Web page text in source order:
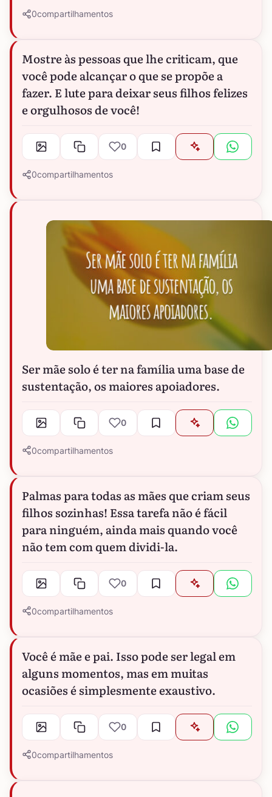
0compartilhamentos
Mostre às pessoas que lhe criticam, que
você pode alcançar o que se propõe a
fazer. E lute para deixar seus filhos felizes
e orgulhosos de você!
0
0compartilhamentos
Ser mãe solo é ter na família uma base de
sustentação, os maiores apoiadores.
0
0compartilhamentos
Palmas para todas as mães que criam seus
filhos sozinhas! Essa tarefa não é fácil
para ninguém, ainda mais quando você
não tem com quem dividi-la.
0
0compartilhamentos
Você é mãe e pai. Isso pode ser legal em
alguns momentos, mas em muitas
ocasiões é simplesmente exaustivo.
0
0compartilhamentos